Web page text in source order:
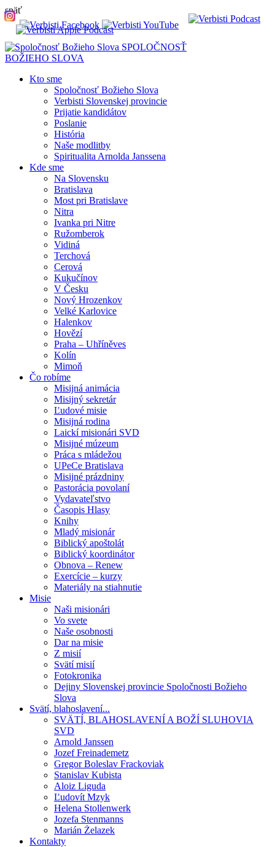
späť
SPOLOČNOSŤ
BOŽIEHO SLOVA
Kto sme
Spoločnosť Božieho Slova
Verbisti Slovenskej provincie
Prijatie kandidátov
Poslanie
História
Naše modlitby
Spiritualita Arnolda Janssena
Kde sme
Na Slovensku
Bratislava
Most pri Bratislave
Nitra
Ivanka pri Nitre
Ružomberok
Vidiná
Terchová
Cerová
Kukučínov
V Česku
Nový Hrozenkov
Velké Karlovice
Halenkov
Hovězí
Praha – Uhříněves
Kolín
Mimoň
Čo robíme
Misijná animácia
Misijný sekretár
Ľudové misie
Misijná rodina
Laickí misionári SVD
Misijné múzeum
Práca s mládežou
UPeCe Bratislava
Misijné prázdniny
Pastorácia povolaní
Vydavateľstvo
Časopis Hlasy
Knihy
Mladý misionár
Biblický apoštolát
Biblický koordinátor
Obnova – Renew
Exercície – kurzy
Materiály na stiahnutie
Misie
Naši misionári
Vo svete
Naše osobnosti
Dar na misie
Z misií
Svätí misií
Fotokronika
Dejiny Slovenskej provincie Spoločnosti Božieho
Slova
Svätí, blahoslavení...
SVÄTÍ, BLAHOSLAVENÍ A BOŽÍ SLUHOVIA
SVD
Arnold Janssen
Jozef Freinademetz
Gregor Boleslav Frackoviak
Stanislav Kubista
Aloiz Liguda
Ľudovít Mzyk
Helena Stollenwerk
Jozefa Stenmanns
Marián Żelazek
Kontakty